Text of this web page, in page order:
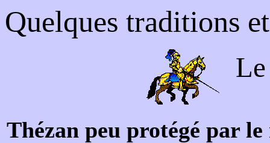
Quelques traditions
Thézan peu protégé par